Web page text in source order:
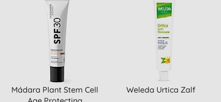
Mádara Plant Stem Cell
Weleda Urtica Zalf